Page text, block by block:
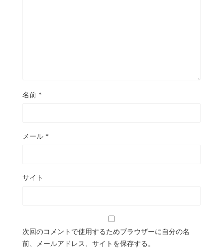
名前 *
メール *
サイト
次回のコメントで使用するためブラウザーに自分の名
前、メールアドレス、サイトを保存する。